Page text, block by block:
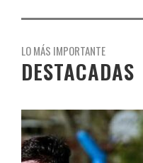
LO MÁS IMPORTANTE
DESTACADAS